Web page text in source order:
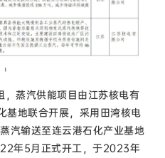
蒸汽供能项目由江苏核电有
基地联合开展，采用田湾核电
汽输送至连云港石化产业基地
年5月正式开工，于2023年